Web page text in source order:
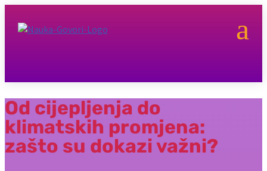
a
Od cijepljenja do
klimatskih promjena:
zašto su dokazi važni?